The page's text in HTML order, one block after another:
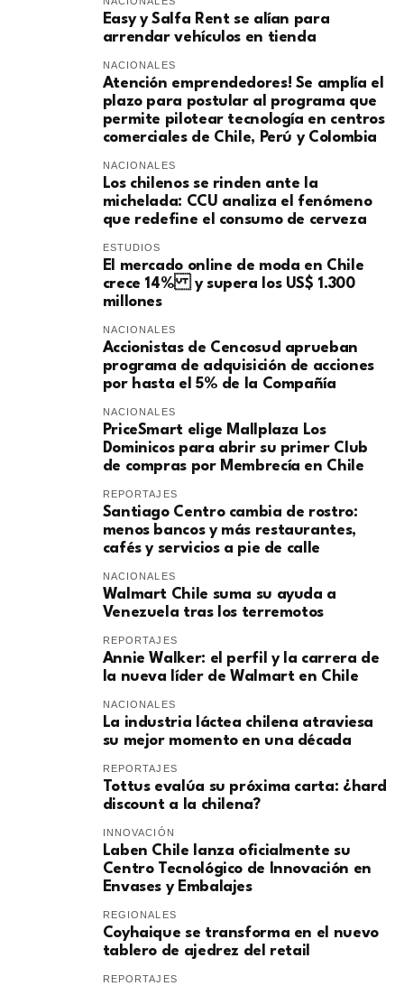
Easy y Salfa Rent se alían para
arrendar vehículos en tienda
NACIONALES
Atención emprendedores! Se amplía el
plazo para postular al programa que
permite pilotear tecnología en centros
comerciales de Chile, Perú y Colombia
NACIONALES
Los chilenos se rinden ante la
michelada: CCU analiza el fenómeno
que redefine el consumo de cerveza
ESTUDIOS
El mercado online de moda en Chile
crece 14% y supera los US$ 1.300
millones
NACIONALES
Accionistas de Cencosud aprueban
programa de adquisición de acciones
por hasta el 5% de la Compañía
NACIONALES
PriceSmart elige Mallplaza Los
Dominicos para abrir su primer Club
de compras por Membrecía en Chile
REPORTAJES
Santiago Centro cambia de rostro:
menos bancos y más restaurantes,
cafés y servicios a pie de calle
NACIONALES
Walmart Chile suma su ayuda a
Venezuela tras los terremotos
REPORTAJES
Annie Walker: el perfil y la carrera de
la nueva líder de Walmart en Chile
NACIONALES
La industria láctea chilena atraviesa
su mejor momento en una década
REPORTAJES
Tottus evalúa su próxima carta: ¿hard
discount a la chilena?
INNOVACIÓN
Laben Chile lanza oficialmente su
Centro Tecnológico de Innovación en
Envases y Embalajes
REGIONALES
Coyhaique se transforma en el nuevo
tablero de ajedrez del retail
REPORTAJES